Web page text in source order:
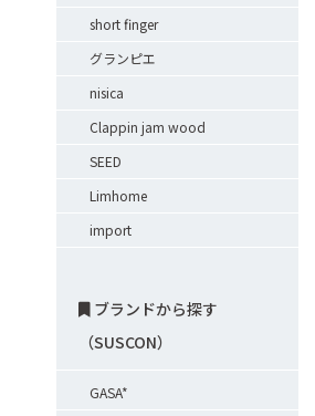
short finger
グランピエ
nisica
Clappin jam wood
SEED
Limhome
import
ブランドから探す
（SUSCON）
GASA*